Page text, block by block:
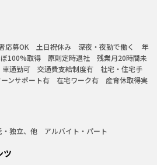
応募OK 土日祝休み 深夜・夜勤で働く
年
100%取得 原則定時退社
残業月20時間未
車通勤可 交通費支給制度有
社宅・住宅手
ンサポート有 在宅ワーク有
産育休取得実
・独立、他 アルバイト・パート
ツ